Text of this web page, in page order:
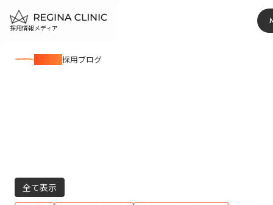
採用情報メディア
BLOG採用ブログ
全て表示